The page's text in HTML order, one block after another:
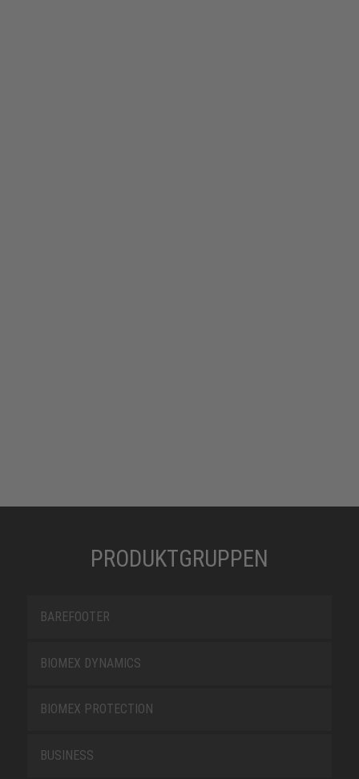
PRODUKTGRUPPEN
BAREFOOTER
BIOMEX DYNAMICS
BIOMEX PROTECTION
BUSINESS